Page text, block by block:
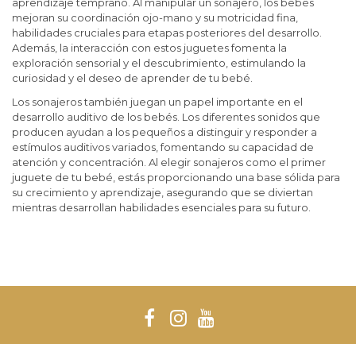
aprendizaje temprano. Al manipular un sonajero, los bebés
mejoran su coordinación ojo-mano y su motricidad fina,
habilidades cruciales para etapas posteriores del desarrollo.
Además, la interacción con estos juguetes fomenta la
exploración sensorial y el descubrimiento, estimulando la
curiosidad y el deseo de aprender de tu bebé.
Los sonajeros también juegan un papel importante en el
desarrollo auditivo de los bebés. Los diferentes sonidos que
producen ayudan a los pequeños a distinguir y responder a
estímulos auditivos variados, fomentando su capacidad de
atención y concentración. Al elegir sonajeros como el primer
juguete de tu bebé, estás proporcionando una base sólida para
su crecimiento y aprendizaje, asegurando que se diviertan
mientras desarrollan habilidades esenciales para su futuro.